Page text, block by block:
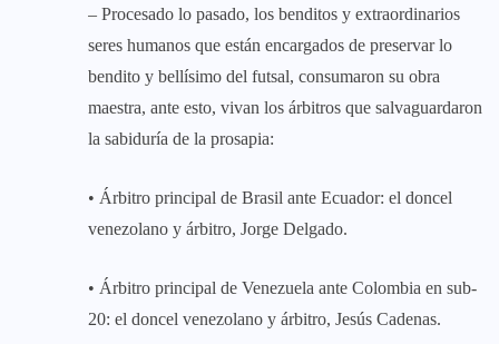
– Procesado lo pasado, los benditos y extraordinarios
seres humanos que están encargados de preservar lo
bendito y bellísimo del futsal, consumaron su obra
maestra, ante esto, vivan los árbitros que salvaguardaron
la sabiduría de la prosapia:
• Árbitro principal de Brasil ante Ecuador: el doncel
venezolano y árbitro, Jorge Delgado.
• Árbitro principal de Venezuela ante Colombia en sub-
20: el doncel venezolano y árbitro, Jesús Cadenas.